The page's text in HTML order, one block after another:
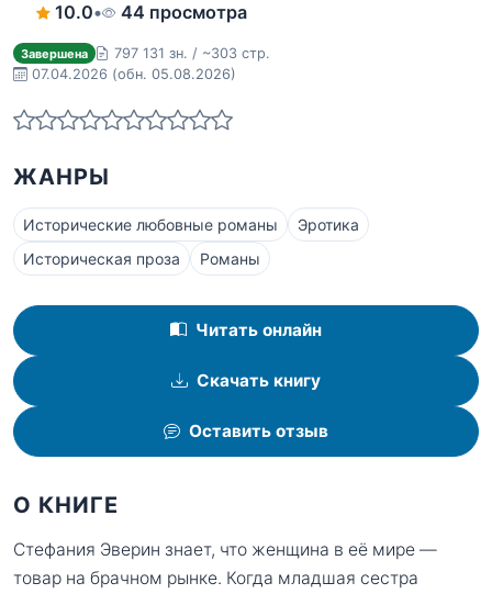
10.0• 44 просмотра
Завершена
797 131 зн. / ~303 стр.
07.04.2026 (обн. 05.08.2026)
ЖАНРЫ
Исторические любовные романы
Эротика
Историческая проза
Романы
Читать онлайн
Скачать книгу
Оставить отзыв
О КНИГЕ
Стефания Эверин знает, что женщина в её мире —
товар на брачном рынке. Когда младшая сестра